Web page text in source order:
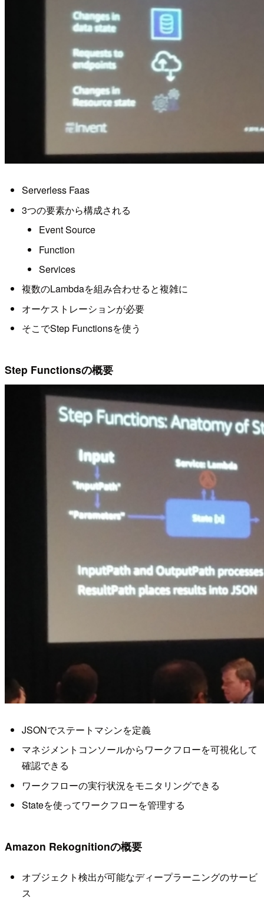
Serverless Faas
3つの要素から構成される
Event Source
Function
Services
複数のLambdaを組み合わせると複雑に
オーケストレーションが必要
そこでStep Functionsを使う
Step Functionsの概要
JSONでステートマシンを定義
マネジメントコンソールからワークフローを可視化して
確認できる
ワークフローの実行状況をモニタリングできる
Stateを使ってワークフローを管理する
Amazon Rekognitionの概要
オブジェクト検出が可能なディープラーニングのサービ
ス